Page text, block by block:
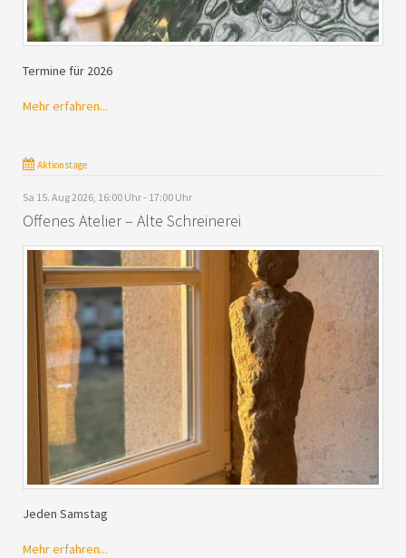
Termine für 2026
Mehr erfahren...
Aktionstage
Sa 15. Aug 2026, 16:00 Uhr - 17:00 Uhr
Offenes Atelier – Alte Schreinerei
Jeden Samstag
Mehr erfahren...